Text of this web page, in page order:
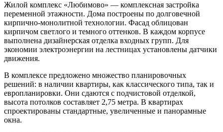
Жилой комплекс «Любимово» — комплексная застройка
переменной этажности. Дома построены по долговечной
кирпично-монолитной технологии. Фасад облицован
кирпичом светлого и темного оттенков. В каждом корпусе
выполнена дизайнерская отделка входных групп. Для
экономии электроэнергии на лестницах установлены датчики
движения.
В комплексе предложено множество планировочных
решений: в наличии квартиры, как классического типа, так и
европланировки. Они сдаются с подчистовой отделкой,
высота потолков составляет 2,75 метра. В квартирах
спроектированы стандартные, увеличенные и панорамные
окна.